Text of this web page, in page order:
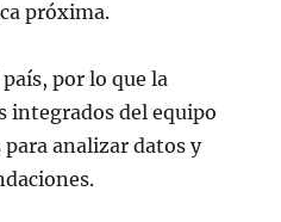
próxima.
por lo que la
integrados del equipo
analizar datos y